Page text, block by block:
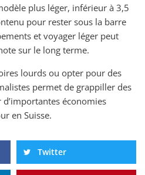
plus léger, inférieur à 3,5
pour rester sous la barre
et voyager léger peut
sur le long terme.
lourds ou opter pour des
permet de grappiller des
économies
en Suisse.
Twitter